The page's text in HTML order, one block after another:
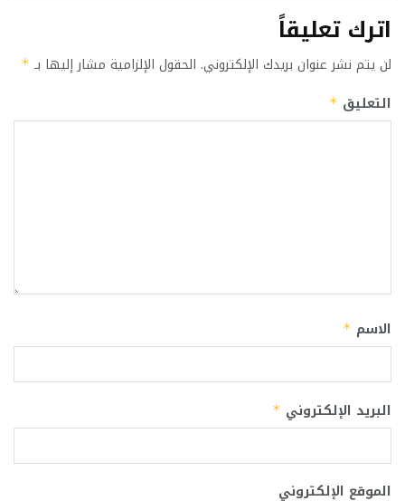
اترك تعليقاً
لن يتم نشر عنوان بريدك الإلكتروني. الحقول الإلزامية مشار إليها بـ *
التعليق *
الاسم *
البريد الإلكتروني *
الموقع الإلكتروني